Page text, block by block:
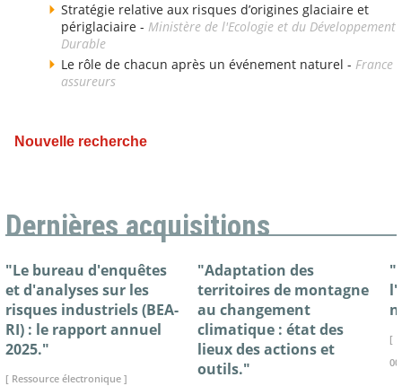
Stratégie relative aux risques d’origines glaciaire et
périglaciaire - Ministère de l'Ecologie et du Développement
Durable
Le rôle de chacun après un événement naturel - France
assureurs
Nouvelle recherche
Dernières acquisitions
"Le bureau d'enquêtes
et d'analyses sur les
risques industriels (BEA-
RI) : le rapport annuel
2025."
[ Ressource électronique ]
"Adaptation des
territoires de montagne
au changement
climatique : état des
lieux des actions et
outils."
[